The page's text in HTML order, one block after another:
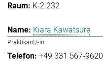
K-2.232
Kiara Kawatsure
Praktikant/-in
+49 331 567-9620